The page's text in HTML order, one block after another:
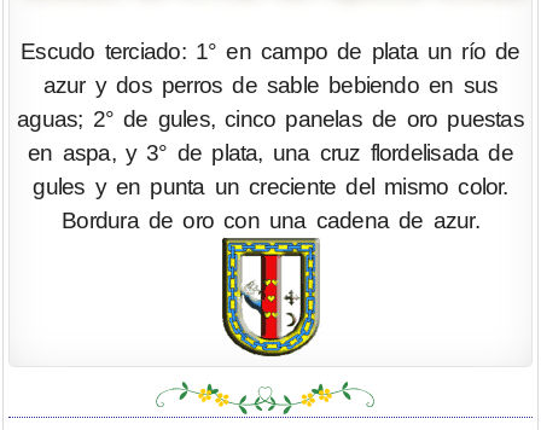
Escudo terciado: 1° en campo de plata un río de
azur y dos perros de sable bebiendo en sus
aguas; 2° de gules, cinco panelas de oro puestas
en aspa, y 3° de plata, una cruz flordelisada de
gules y en punta un creciente del mismo color.
Bordura de oro con una cadena de azur.